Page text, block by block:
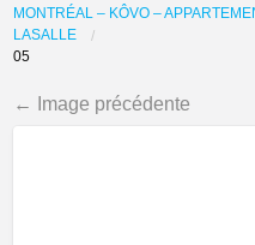
MONTRÉAL – KÔVO –
LASALLE
05
← Image précédente